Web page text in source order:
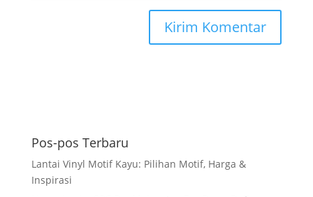
n
a
t
Pos-pos Terbaru
Lantai Vinyl Motif Kayu: Pilihan Motif, Harga &
Inspirasi